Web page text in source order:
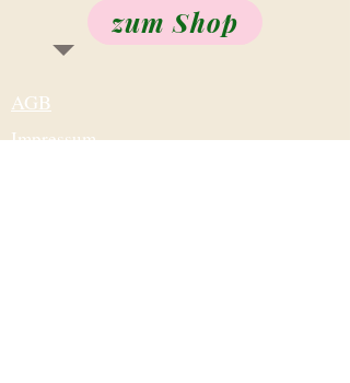
zum Shop
AGB
Impressum